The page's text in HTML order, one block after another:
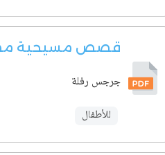
قصص مسيحية
جرجس رفلة
للأطفال